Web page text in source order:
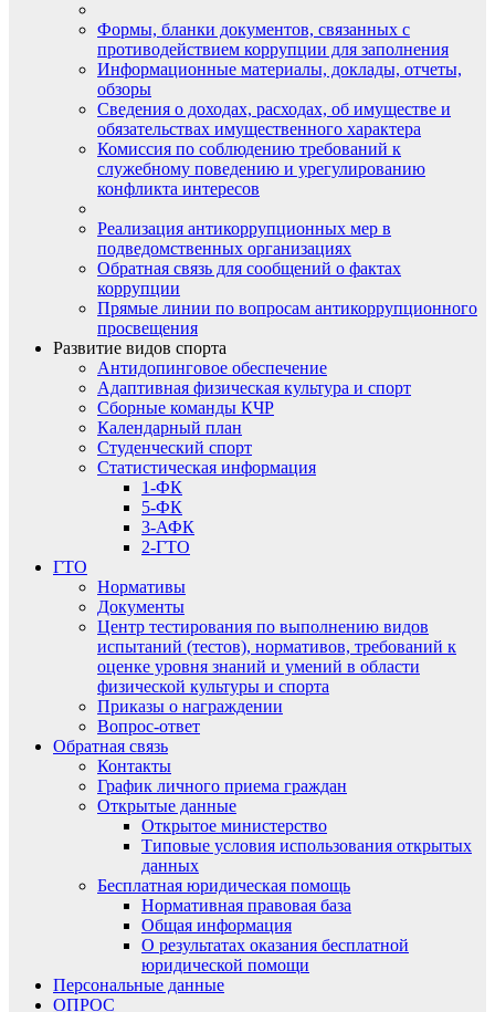
Формы, бланки документов, связанных с
противодействием коррупции для заполнения
Информационные материалы, доклады, отчеты,
обзоры
Сведения о доходах, расходах, об имуществе и
обязательствах имущественного характера
Комиссия по соблюдению требований к
служебному поведению и урегулированию
конфликта интересов
Реализация антикоррупционных мер в
подведомственных организациях
Обратная связь для сообщений о фактах
коррупции
Прямые линии по вопросам антикоррупционного
просвещения
Развитие видов спорта
Антидопинговое обеспечение
Адаптивная физическая культура и спорт
Сборные команды КЧР
Календарный план
Студенческий спорт
Статистическая информация
1-ФК
5-ФК
3-АФК
2-ГТО
ГТО
Нормативы
Документы
Центр тестирования по выполнению видов
испытаний (тестов), нормативов, требований к
оценке уровня знаний и умений в области
физической культуры и спорта
Приказы о награждении
Вопрос-ответ
Обратная связь
Контакты
График личного приема граждан
Открытые данные
Открытое министерство
Типовые условия использования открытых
данных
Бесплатная юридическая помощь
Нормативная правовая база
Общая информация
О результатах оказания бесплатной
юридической помощи
Персональные данные
ОПРОС